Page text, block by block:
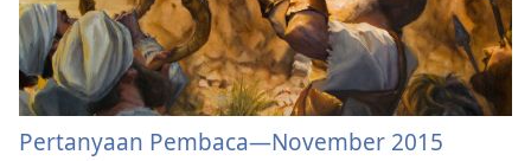
Pertanyaan Pembaca—November 2015